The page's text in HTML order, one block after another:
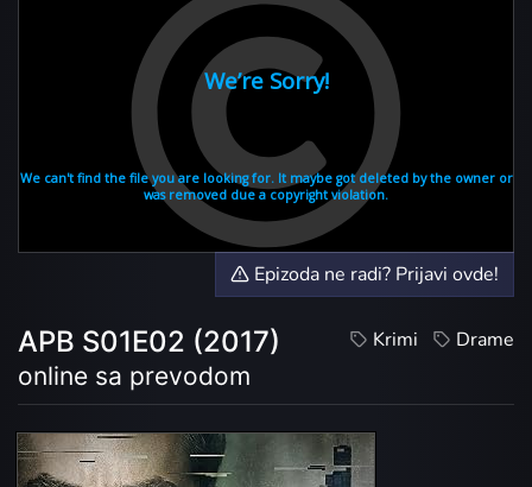
Epizoda ne radi? Prijavi ovde!
Krimi Drame
APB S01E02 (2017)
online sa prevodom